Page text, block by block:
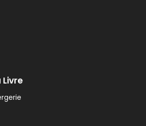
Livre